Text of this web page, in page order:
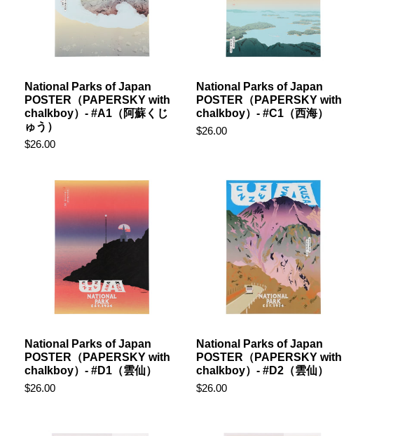
National Parks of Japan
POSTER（PAPERSKY with
chalkboy）- #A1（阿蘇くじ
ゅう）
$26.00
National Parks of Japan
POSTER（PAPERSKY with
chalkboy）- #C1（西海）
$26.00
National Parks of Japan
POSTER（PAPERSKY with
chalkboy）- #D1（雲仙）
$26.00
National Parks of Japan
POSTER（PAPERSKY with
chalkboy）- #D2（雲仙）
$26.00